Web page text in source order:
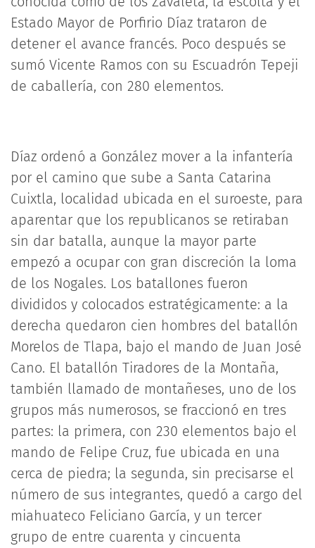
Estado Mayor de Porfirio Díaz trataron de
detener el avance francés. Poco después se
sumó Vicente Ramos con su Escuadrón Tepeji
de caballería, con 280 elementos.
Díaz ordenó a González mover a la infantería
por el camino que sube a Santa Catarina
Cuixtla, localidad ubicada en el suroeste, para
aparentar que los republicanos se retiraban
sin dar batalla, aunque la mayor parte
empezó a ocupar con gran discreción la loma
de los Nogales. Los batallones fueron
divididos y colocados estratégicamente: a la
derecha quedaron cien hombres del batallón
Morelos de Tlapa, bajo el mando de Juan José
Cano. El batallón Tiradores de la Montaña,
también llamado de montañeses, uno de los
grupos más numerosos, se fraccionó en tres
partes: la primera, con 230 elementos bajo el
mando de Felipe Cruz, fue ubicada en una
cerca de piedra; la segunda, sin precisarse el
número de sus integrantes, quedó a cargo del
miahuateco Feliciano García, y un tercer
grupo de entre cuarenta y cincuenta